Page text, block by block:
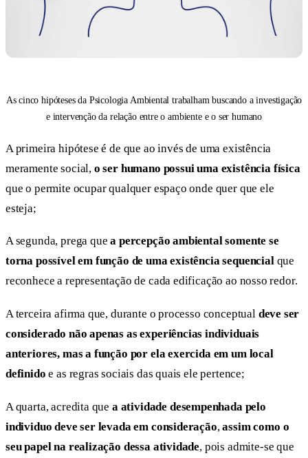
As cinco hipóteses da Psicologia Ambiental trabalham buscando a investigação
e intervenção da relação entre o ambiente e o ser humano
A primeira hipótese é de que ao invés de uma existência
meramente social, o ser humano possui uma existência física
que o permite ocupar qualquer espaço onde quer que ele
esteja;
A segunda, prega quea percepção ambiental somente se
torna possível em função de uma existência sequencialque
reconhece a representação de cada edificação ao nosso redor.
A terceira afirma que, durante o processo conceptual deve ser
considerado não apenas as experiências individuais
anteriores, mas a função por ela exercida em um local
definido e as regras sociais das quais ele pertence;
A quarta, acredita que a atividade desempenhada pelo
individuo deve ser levada em consideração,assim como o
seu papel na realização dessa atividade, pois admite-se que